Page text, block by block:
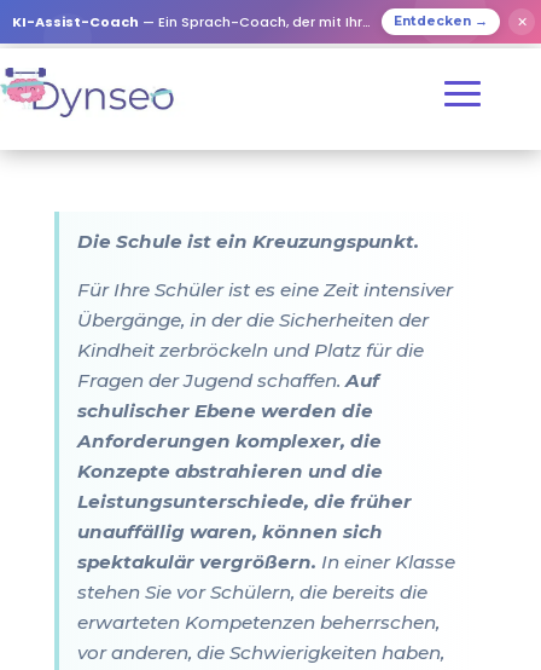
KI-Assist-Coach — Ein Sprach-Coach, der mit Ihren Lieben spielt Entdecken → ✕
Die Schule ist ein Kreuzungspunkt.
Für Ihre Schüler ist es eine Zeit intensiver
Übergänge, in der die Sicherheiten der
Kindheit zerbröckeln und Platz für die
Fragen der Jugend schaffen. Auf
schulischer Ebene werden die
Anforderungen komplexer, die
Konzepte abstrahieren und die
Leistungsunterschiede, die früher
unauffällig waren, können sich
spektakulär vergrößern. In einer Klasse
stehen Sie vor Schülern, die bereits die
erwarteten Kompetenzen beherrschen,
vor anderen, die Schwierigkeiten haben,